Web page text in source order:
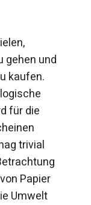
gehen und
kaufen.
für die
trivial
Papier
Umwelt